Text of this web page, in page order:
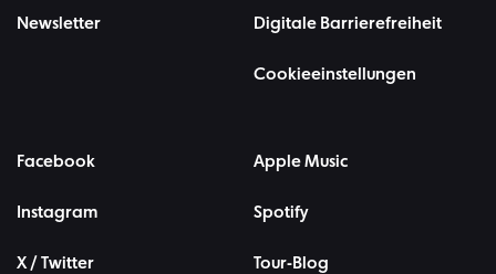
Newsletter Digitale Barrierefreiheit
Cookieeinstellungen
Facebook
Instagram
X / Twitter
Apple Music
Spotify
Tour-Blog